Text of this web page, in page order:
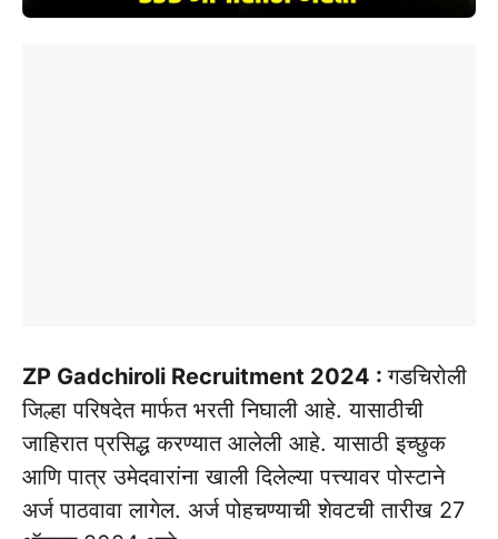
ZP Gadchiroli Recruitment 2024 :गडचिरोली
जिल्हा परिषदेत मार्फत भरती निघाली आहे. यासाठीची
जाहिरात प्रसिद्ध करण्यात आलेली आहे. यासाठी इच्छुक
आणि पात्र उमेदवारांना खाली दिलेल्या पत्त्यावर पोस्टाने
अर्ज पाठवावा लागेल. अर्ज पोहचण्याची शेवटची तारीख 27